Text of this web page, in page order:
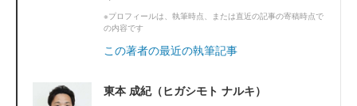
※プロフィールは、執筆時点、または直近の記事の寄稿時点で
の内容です
この著者の最近の執筆記事
東本 成紀（ヒガシモト ナルキ）